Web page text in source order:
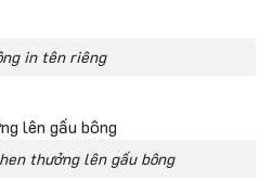
in tên riêng
thưởng lên gấu bông